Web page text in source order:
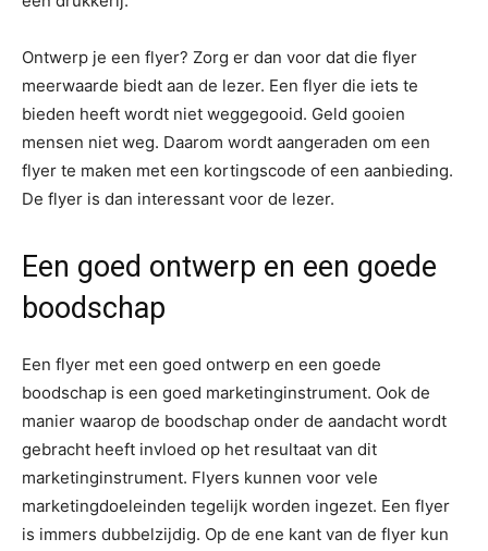
Ontwerp je een flyer? Zorg er dan voor dat die flyer
meerwaarde biedt aan de lezer. Een flyer die iets te
bieden heeft wordt niet weggegooid. Geld gooien
mensen niet weg. Daarom wordt aangeraden om een
flyer te maken met een kortingscode of een aanbieding.
De flyer is dan interessant voor de lezer.
Een goed ontwerp en een goede
boodschap
Een flyer met een goed ontwerp en een goede
boodschap is een goed marketinginstrument. Ook de
manier waarop de boodschap onder de aandacht wordt
gebracht heeft invloed op het resultaat van dit
marketinginstrument. Flyers kunnen voor vele
marketingdoeleinden tegelijk worden ingezet. Een flyer
is immers dubbelzijdig. Op de ene kant van de flyer kun